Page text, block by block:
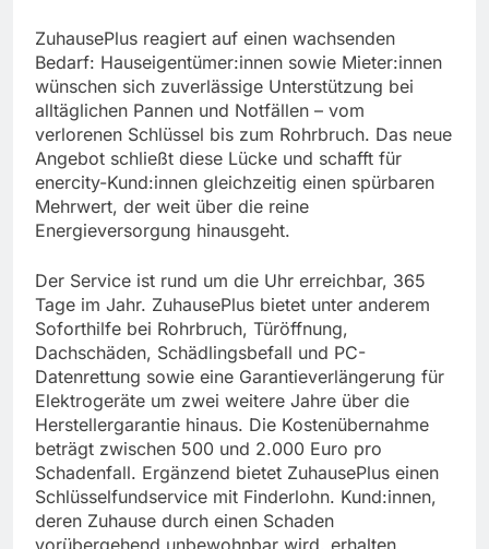
ZuhausePlus reagiert auf einen wachsenden
Bedarf: Hauseigentümer:innen sowie Mieter:innen
wünschen sich zuverlässige Unterstützung bei
alltäglichen Pannen und Notfällen – vom
verlorenen Schlüssel bis zum Rohrbruch. Das neue
Angebot schließt diese Lücke und schafft für
enercity-Kund:innen gleichzeitig einen spürbaren
Mehrwert, der weit über die reine
Energieversorgung hinausgeht.
Der Service ist rund um die Uhr erreichbar, 365
Tage im Jahr. ZuhausePlus bietet unter anderem
Soforthilfe bei Rohrbruch, Türöffnung,
Dachschäden, Schädlingsbefall und PC-
Datenrettung sowie eine Garantieverlängerung für
Elektrogeräte um zwei weitere Jahre über die
Herstellergarantie hinaus. Die Kostenübernahme
beträgt zwischen 500 und 2.000 Euro pro
Schadenfall. Ergänzend bietet ZuhausePlus einen
Schlüsselfundservice mit Finderlohn. Kund:innen,
deren Zuhause durch einen Schaden
vorübergehend unbewohnbar wird, erhalten